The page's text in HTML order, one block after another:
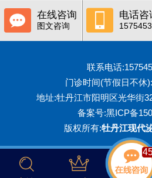
在线咨询
图文咨询
电话咨
联系电话
门诊时间(节假日不休
地址:牡丹江市阳明区光华街
备案号:黑ICP备
版权所有:牡丹江现代